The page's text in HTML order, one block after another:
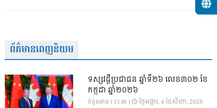
ព័ត៌មានពេញនិយម
ទស្សវដ្តីប្រជាជន ឆ្នាំទី២៦ លេខ៣០២ ខែ
កក្កដា ឆ្នាំ២០២៦
ចំនួនអាន ( 15.8k ) ថ្ងៃ​អង្គារ, 4 ខែ​សីហា, 2026